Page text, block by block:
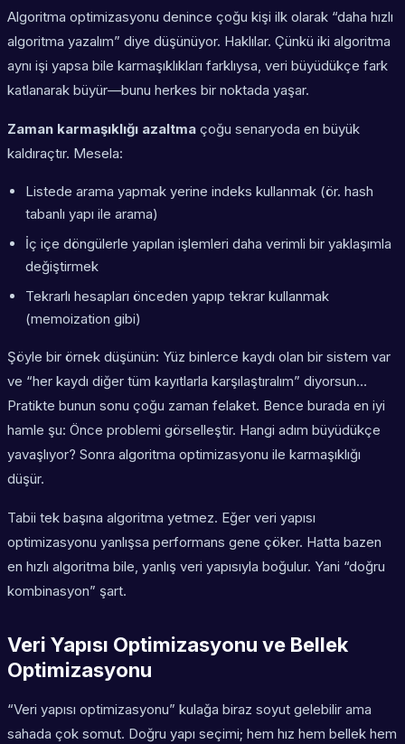
Algoritma optimizasyonu denince çoğu kişi ilk olarak “daha hızlı
algoritma yazalım” diye düşünüyor. Haklılar. Çünkü iki algoritma
aynı işi yapsa bile karmaşıklıkları farklıysa, veri büyüdükçe fark
katlanarak büyür—bunu herkes bir noktada yaşar.
Zaman karmaşıklığı azaltma çoğu senaryoda en büyük
kaldıraçtır. Mesela:
Listede arama yapmak yerine indeks kullanmak (ör. hash
tabanlı yapı ile arama)
İç içe döngülerle yapılan işlemleri daha verimli bir yaklaşımla
değiştirmek
Tekrarlı hesapları önceden yapıp tekrar kullanmak
(memoization gibi)
Şöyle bir örnek düşünün: Yüz binlerce kaydı olan bir sistem var
ve “her kaydı diğer tüm kayıtlarla karşılaştıralım” diyorsun…
Pratikte bunun sonu çoğu zaman felaket. Bence burada en iyi
hamle şu: Önce problemi görselleştir. Hangi adım büyüdükçe
yavaşlıyor? Sonra algoritma optimizasyonu ile karmaşıklığı
düşür.
Tabii tek başına algoritma yetmez. Eğer veri yapısı
optimizasyonu yanlışsa performans gene çöker. Hatta bazen
en hızlı algoritma bile, yanlış veri yapısıyla boğulur. Yani “doğru
kombinasyon” şart.
Veri Yapısı Optimizasyonu ve Bellek
Optimizasyonu
“Veri yapısı optimizasyonu” kulağa biraz soyut gelebilir ama
sahada çok somut. Doğru yapı seçimi; hem hız hem bellek hem